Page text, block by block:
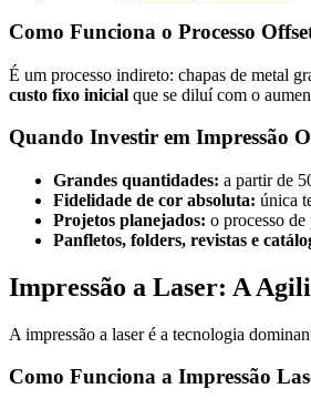
Como Funciona o Processo
É um processo indireto: chapas de metal
custo fixo inicial que se diluí com o
Quando Investir em Impressão
Grandes quantidades: a partir de
Fidelidade de cor absoluta: única
Projetos planejados: o processo
Panfletos, folders, revistas e
Impressão a Laser: A
A impressão a laser é a tecnologia
Como Funciona a Impressão